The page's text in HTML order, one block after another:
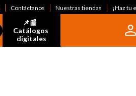
Contáctanos Nuestras tiendas ¡Haz tu
📌📰
Catálogos
digitales